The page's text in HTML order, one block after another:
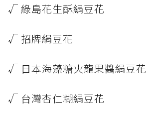
√ 綠島花生酥絹豆花
√ 招牌絹豆花
√ 日本海藻糖火龍果醬絹豆花
√ 台灣杏仁糊絹豆花